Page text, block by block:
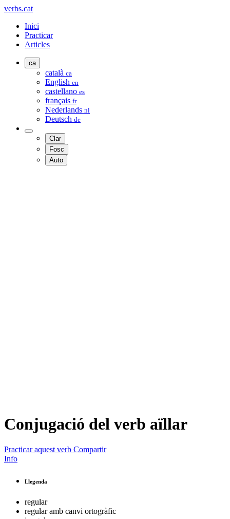
verbs.cat
Inici
Practicar
Articles
ca
català ca
English en
castellano es
français fr
Nederlands nl
Deutsch de
Clar
Fosc
Auto
Conjugació del verb aïllar
Practicar aquest verb Compartir
Info
Llegenda
regular
regular amb canvi ortogràfic